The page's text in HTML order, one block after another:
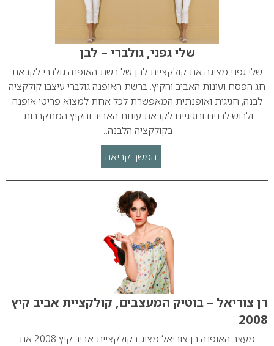
שלי גפני, גולברי – לבן
שלי גפני מציגה את קולקציית לבן של רשת האופנה גולברי לקראת
חג הפסח ועונות האביב והקיץ. ברשת האופנה גולברי עיצבו קולקציה
לבנה, חגיגית ואופנתית המאפשרת לכל אחת למצוא פריטי אופנה
ולבוש לבנים וחגיגיים לקראת עונות האביב והקיץ המתקרבות.
בקולקציה הלבנה…
המשך קריאה
רן צוריאל – בוטיק המעצבים, קולקציית אביב קיץ
2008
מעצב האופנה רן צוריאל מציג בקולקציית אביב קיץ 2008 את